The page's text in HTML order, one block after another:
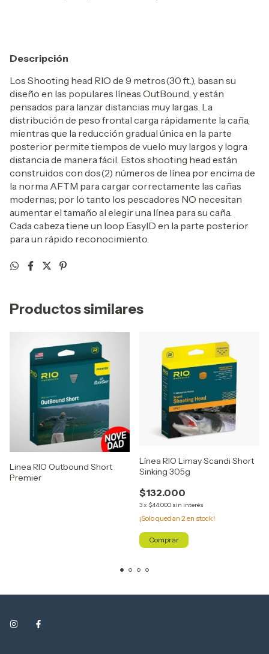
Descripción
Los Shooting head RIO de 9 metros(30 ft.), basan su
diseño en las populares líneas OutBound, y están
pensados para lanzar distancias muy largas. La
distribución de peso frontal carga rápidamente la caña,
mientras que la reducción gradual única en la parte
posterior permite tiempos de vuelo muy largos y logra
distancia de manera fácil. Estos shooting head están
construidos con dos(2) números de línea por encima de
la norma AFTM para cargar correctamente las cañas
modernas; por lo tanto los pescadores NO necesitan
aumentar el tamaño al elegir una línea para su caña.
Cada cabeza tiene un loop EasyID en la parte posterior
para un rápido reconocimiento.
Productos similares
Linea RIO Outbound Short
Premier
Línea RIO Limay Scandi Short
Sinking 305g
$132.000
3x $44.000 sin interés
¡Solo quedan 2en stock!
Comprar